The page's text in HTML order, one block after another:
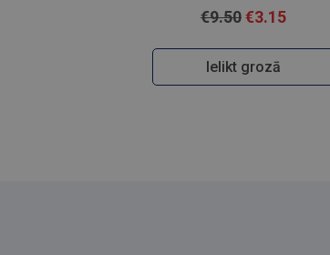
€9.50€3.15
Ielikt grozā